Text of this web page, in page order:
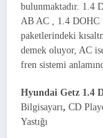
bulunmaktadır. 1.4
AB AC , 1.4
paketlerindeki
demek oluyor, AC
fren sistemi
Hyundai Getz 1.4
Bilgisayarı, CD
Yastığı